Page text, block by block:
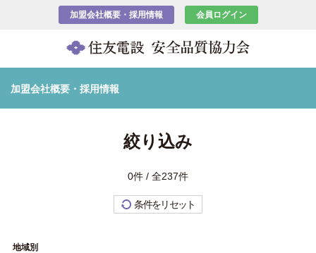
加盟会社概要・採用情報 会員ログイン
加盟会社概要・採用情報
絞り込み
0件 / 全237件
条件をリセット
地域別